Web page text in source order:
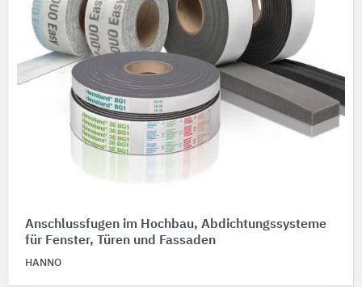
Anschlussfugen im Hochbau, Abdichtungssysteme
für Fenster, Türen und Fassaden
HANNO